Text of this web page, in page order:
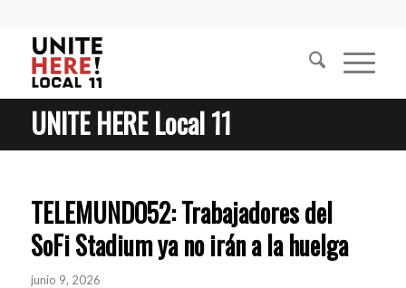
UNITE HERE Local 11
TELEMUNDO52: Trabajadores del
SoFi Stadium ya no irán a la huelga
junio 9, 2026